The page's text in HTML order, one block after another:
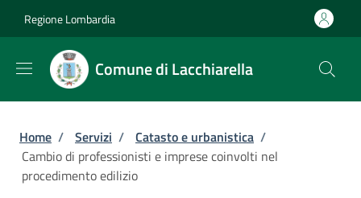
Regione Lombardia
Comune di Lacchiarella
Briciole di pane
Home / Servizi / Catasto e urbanistica /
Cambio di professionisti e imprese coinvolti nel
procedimento edilizio